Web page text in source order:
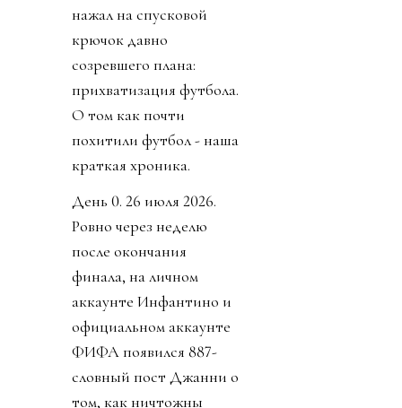
нажал на спусковой
крючок давно
созревшего плана:
прихватизация футбола.
О том как почти
похитили футбол - наша
краткая хроника.
День 0. 26 июля 2026.
Ровно через неделю
после окончания
финала, на личном
аккаунте Инфантино и
официальном аккаунте
ФИФА появился 887-
словный пост Джанни о
том, как ничтожны